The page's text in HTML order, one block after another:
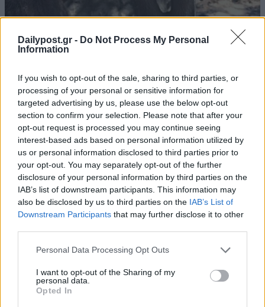
Dailypost.gr - Do Not Process My Personal
Information
If you wish to opt-out of the sale, sharing to third parties, or
processing of your personal or sensitive information for
targeted advertising by us, please use the below opt-out
section to confirm your selection. Please note that after your
opt-out request is processed you may continue seeing
interest-based ads based on personal information utilized by
us or personal information disclosed to third parties prior to
your opt-out. You may separately opt-out of the further
disclosure of your personal information by third parties on the
IAB’s list of downstream participants. This information may
also be disclosed by us to third parties on the IAB’s List of
Downstream Participants that may further disclose it to other
Personal Data Processing Opt Outs
I want to opt-out of the Sharing of my
personal data.
Opted In